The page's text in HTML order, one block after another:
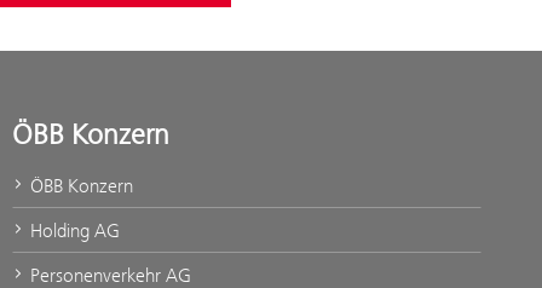
ÖBB Konzern
ÖBB Konzern
Holding AG
Personenverkehr AG